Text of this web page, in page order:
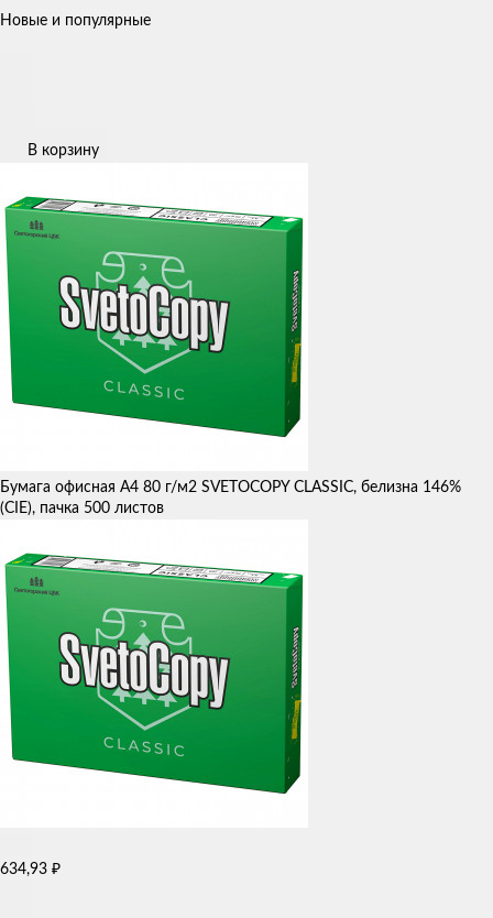
Новые и популярные
В корзину
Бумага офисная А4 80 г/м2 SVETOCOPY CLASSIC, белизна 146%
(CIE), пачка 500 листов
634,93 ₽